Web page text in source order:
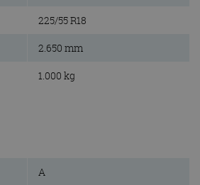
225/55 R18
2.650 mm
1.000 kg
A